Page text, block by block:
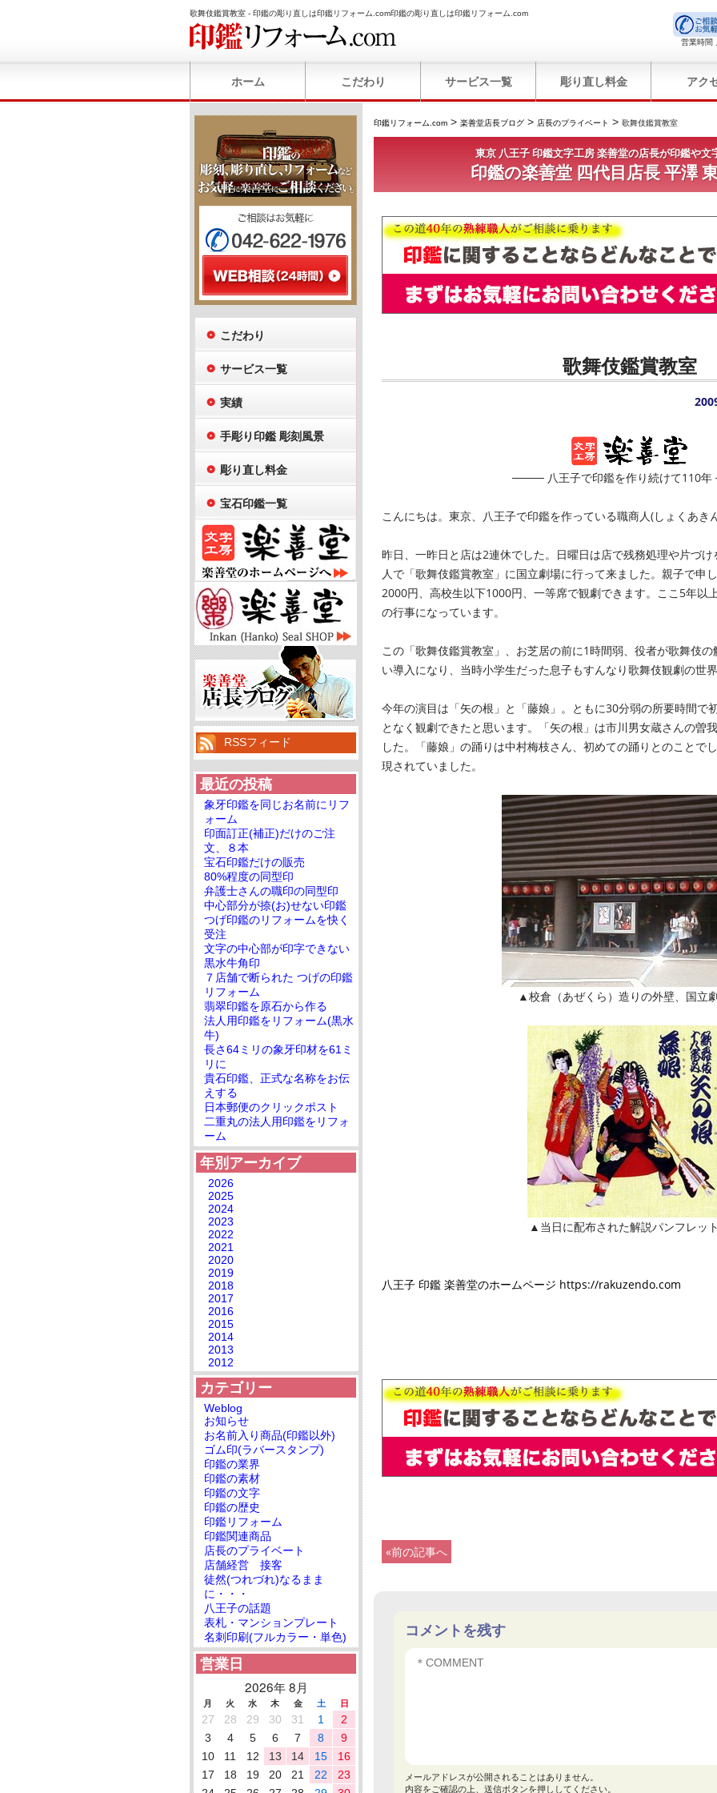
歌舞伎鑑賞教室 - 印鑑の彫り直しは印鑑リフォーム.com印鑑の彫り直しは印鑑リフォーム.com
営業時間
ホーム こだわり サービス一覧 彫り直し料金 アク
印鑑リフォーム.com > 楽善堂店長ブログ > 店長のプライベート > 歌舞伎鑑賞教室
東京 八王子 印鑑文字工房 楽善堂の店長が印鑑や文
印鑑の楽善堂 四代目店長 平澤
歌舞伎鑑賞教室
──── 八王子で印鑑を作り続けて110
こんにちは。東京、八王子で印鑑を作っている職商人(しょくあ
昨日、一昨日と店は2連休でした。日曜日は店で残務処理や片づ
人で「歌舞伎鑑賞教室」に国立劇場に行って来ました。親子で申
2000円、高校生以下1000円、一等席で観劇できます。ここ5年以
の行事になっています。
この「歌舞伎鑑賞教室」、お芝居の前に1時間弱、役者が歌舞伎
い導入になり、当時小学生だった息子もすんなり歌舞伎観劇の世
今年の演目は「矢の根」と「藤娘」。ともに30分弱の所要時間で
となく観劇できたと思います。「矢の根」は市川男女蔵さんの曽
した。「藤娘」の踊りは中村梅枝さん、初めての踊りとのことで
現されていました。
▲校倉（あぜくら）造りの外壁、国立
▲当日に配布された解説パンフレッ
八王子 印鑑 楽善堂のホームページ https://rakuzendo.com
«前の記事へ
コメントを残す
メールアドレスが公開されることはありません。
内容をご確認の上、送信ボタンを押ししてください。
こだわり
サービス一覧
実績
手彫り印鑑 彫刻風景
彫り直し料金
宝石印鑑一覧
RSSフィード
最近の投稿
象牙印鑑を同じお名前にリフ
ォーム
印面訂正(補正)だけのご注
文、８本
宝石印鑑だけの販売
80%程度の同型印
弁護士さんの職印の同型印
中心部分が捺(お)せない印鑑
つげ印鑑のリフォームを快く
受注
文字の中心部が印字できない
黒水牛角印
７店舗で断られた つげの印鑑
リフォーム
翡翠印鑑を原石から作る
法人用印鑑をリフォーム(黒水
牛)
長さ64ミリの象牙印材を61ミ
リに
貴石印鑑、正式な名称をお伝
えする
日本郵便のクリックポスト
二重丸の法人用印鑑をリフォ
ーム
年別アーカイブ
2026
2025
2024
2023
2022
2021
2020
2019
2018
2017
2016
2015
2014
2013
2012
カテゴリー
Weblog
お知らせ
お名前入り商品(印鑑以外)
ゴム印(ラバースタンプ)
印鑑の業界
印鑑の素材
印鑑の文字
印鑑の歴史
印鑑リフォーム
印鑑関連商品
店長のプライベート
店舗経営 接客
徒然(つれづれ)なるまま
に・・・
八王子の話題
表札・マンションプレート
名刺印刷(フルカラー・単色)
営業日
2026年 8月
月 火 水 木 金 土 日
27 28 29 30 31 1
2
3
4 5 6 7 8
9
10
11 12 13 14 15
16
17
18 19 20 21 22
23